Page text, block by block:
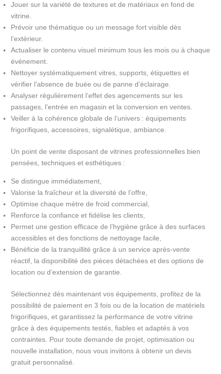
Jouer sur la variété de textures et de matériaux en fond de
vitrine.
Prévoir une thématique ou un message fort visible dès
l’extérieur.
Actualiser le contenu visuel minimum tous les mois ou à chaque
événement.
Nettoyer systématiquement vitres, supports, étiquettes et
vérifier l’absence de buée ou de panne d’éclairage.
Analyser régulièrement l’effet des agencements sur les
passages, l’entrée en magasin et la conversion en ventes.
Veiller à la cohérence globale de l’univers : équipements
frigorifiques, accessoires, signalétique, ambiance.
Un point de vente disposant de vitrines professionnelles bien
pensées, techniques et esthétiques :
Se distingue immédiatement,
Valorise la fraîcheur et la diversité de l’offre,
Optimise chaque mètre de froid commercial,
Renforce la confiance et fidélise les clients,
Permet une gestion efficace de l’hygiène grâce à des surfaces
accessibles et des fonctions de nettoyage facile,
Bénéficie de la tranquillité grâce à un service après-vente
réactif, la disponibilité des pièces détachées et des options de
location ou d’extension de garantie.
Sélectionnez dès maintenant vos équipements, profitez de la
possibilité de paiement en 3 fois ou de la location de matériels
frigorifiques, et garantissez la performance de votre vitrine
grâce à des équipements testés, fiables et adaptés à vos
contraintes. Pour toute demande de projet, optimisation ou
nouvelle installation, nous vous invitons à obtenir un devis
gratuit personnalisé.